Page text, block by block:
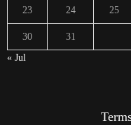
23 24 25
30
31
« Jul